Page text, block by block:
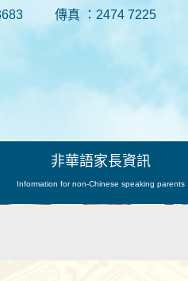
傳真 ：2474 7225
非華語家長資訊
Information for non-Chinese speaking parents